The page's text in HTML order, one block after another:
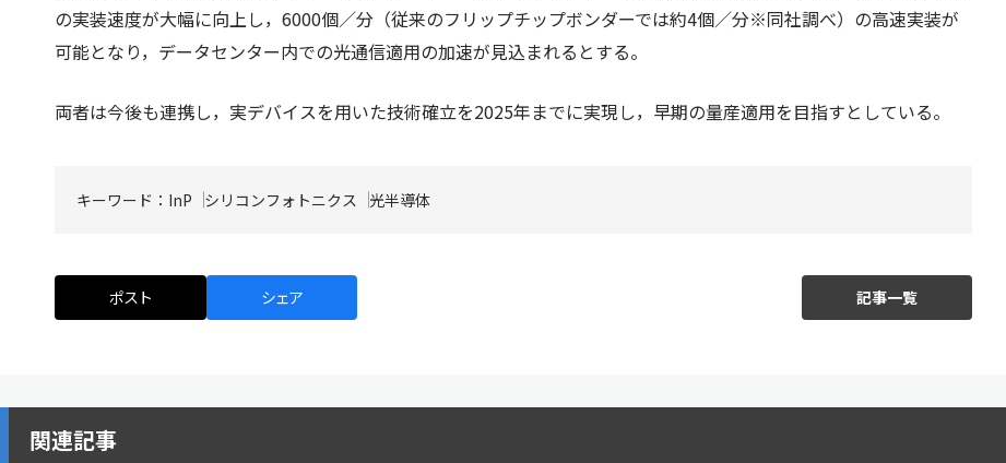
の実装速度が大幅に向上し，6000個／分（従来のフリップチップボンダーでは約4個／分※同社調べ）の高速実装が
可能となり，データセンター内での光通信適用の加速が見込まれるとする。
両者は今後も連携し，実デバイスを用いた技術確立を2025年までに実現し，早期の量産適用を目指すとしている。
キーワード： InP シリコンフォトニクス 光半導体
ポスト シェア 記事一覧
関連記事